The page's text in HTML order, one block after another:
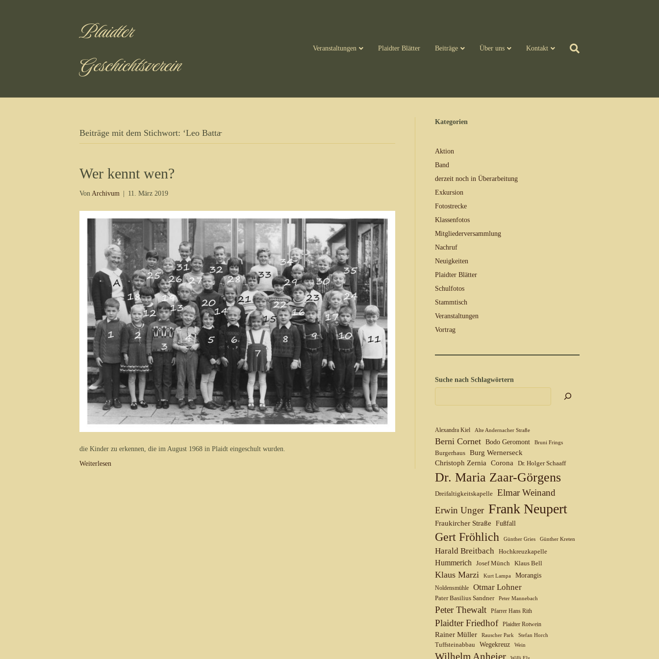
Plaidter
Geschichtsverein
Veranstaltungen Plaidter Blätter Beiträge Über uns Kontakt
Beiträge mit dem Stichwort: ‘Leo Batta̵
Wer kennt wen?
Von Archivum 11. März 2019
die Kinder zu erkennen, die im August 1968 in Plaidt eingeschult wurden.
Weiterlesen
Kategorien
Aktion
Band
derzeit noch in Überarbeitung
Exkursion
Fotostrecke
Klassenfotos
Mitgliederversammlung
Nachruf
Neuigkeiten
Plaidter Blätter
Schulfotos
Stammtisch
Veranstaltungen
Vortrag
Suche nach Schlagwörtern
Alexandra Kiel Alte Andernacher Straße
Berni Cornet Bodo Geromont Bruni Frings
Burgerhaus Burg Wernerseck
Christoph Zernia
Corona Dr. Holger Schaaff
Dr. Maria Zaar-Görgens
Dreifaltigkeitskapelle Elmar Weinand
Erwin Unger Frank Neupert
Fraukircher Straße Fußfall
Gert Fröhlich Günther Gries Günther Kreten
Harald Breitbach Hochkreuzkapelle
Hummerich Josef Münch Klaus Bell
Klaus Marzi Kurt Lampa Morangis
Noldensmühle Otmar Lohner
Pater Basilius Sandner Peter Mannebach
Peter Thewalt Pfarrer Hans Rith
Plaidter Friedhof Plaidter Rotwein
Rainer Müller Rauscher Park Stefan Horch
Tuffsteinabbau Wegekreuz Wein
Wilhelm Anheier